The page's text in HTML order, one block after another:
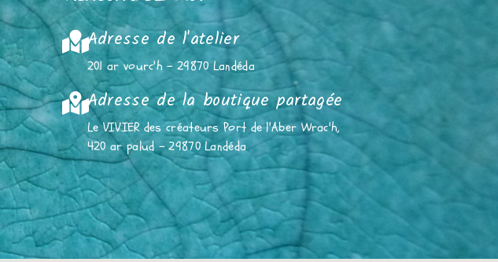
Adresse de l'atelier
201 ar vourc'h - 29870 Landéda
Adresse de la boutique partagée
Le VIVIER des créateurs Port de l'Aber Wrac'h,
420 ar palud - 29870 Landéda